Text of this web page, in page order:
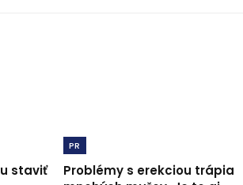
staviť
PR
Problémy s erekciou trápia